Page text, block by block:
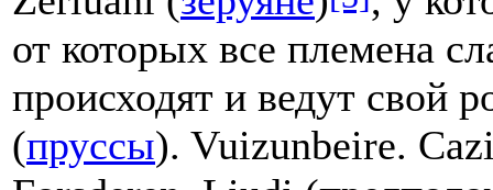
от которых все племена
происходят и ведут свой
(пруссы). Vuizunbeire.